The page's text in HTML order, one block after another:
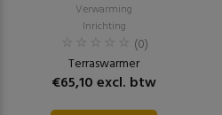
Verwarming
Inrichting
(0)
Terraswarmer
€65,10 excl. btw